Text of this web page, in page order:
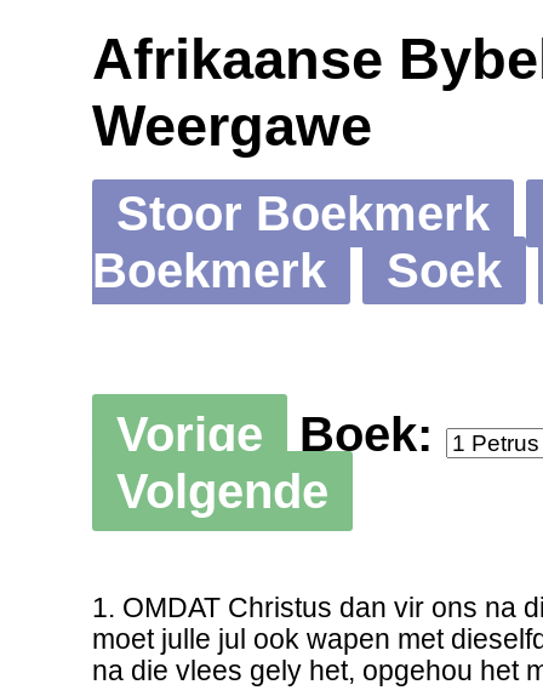
Afrikaanse
Weergawe
Stoor Boekmerk
Boekmerk
Soek
Vorige
Boek:
Volgende
1. OMDAT Christus dan vir ons na
moet julle jul ook wapen met
na die vlees gely het, opgehou het